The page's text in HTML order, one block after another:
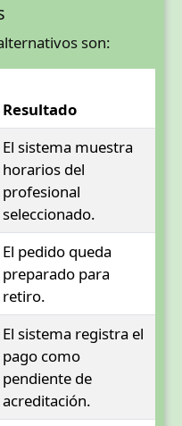
son:
Resultado
El sistema muestra
horarios del
profesional
seleccionado.
El pedido queda
preparado para
retiro.
El sistema registra el
pago como
pendiente de
acreditación.